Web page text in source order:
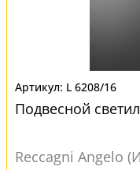
L 6208/16
Подвесной
Reccagni Angelo